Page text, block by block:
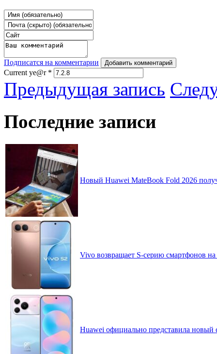
Подписатся на комментарии Добавить комментарий
Current ye@r *
Предыдущая запись
Последние записи
Новый Huawei MateBook Fold 2026
Vivo возвращает S-серию смартфонов
Huawei официально представила